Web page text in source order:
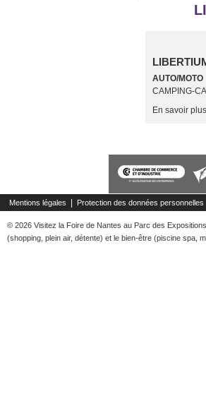
AUTO/MOTO
CAMPING-
En savoir
Mentions légales Protection des données personnelles
© 2026 Visitez la Foire de Nantes au Parc des
(shopping, plein air, détente) et le bien-être (piscine spa,